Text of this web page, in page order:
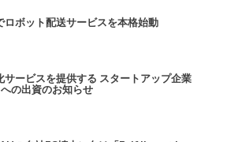
ボット配送サービスを本格始動
サービスを提供する スタートアップ企業
の出資のお知らせ